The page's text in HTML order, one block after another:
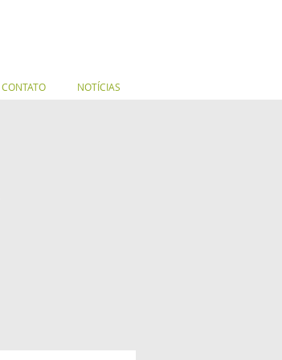
CONTATO NOTÍCIAS